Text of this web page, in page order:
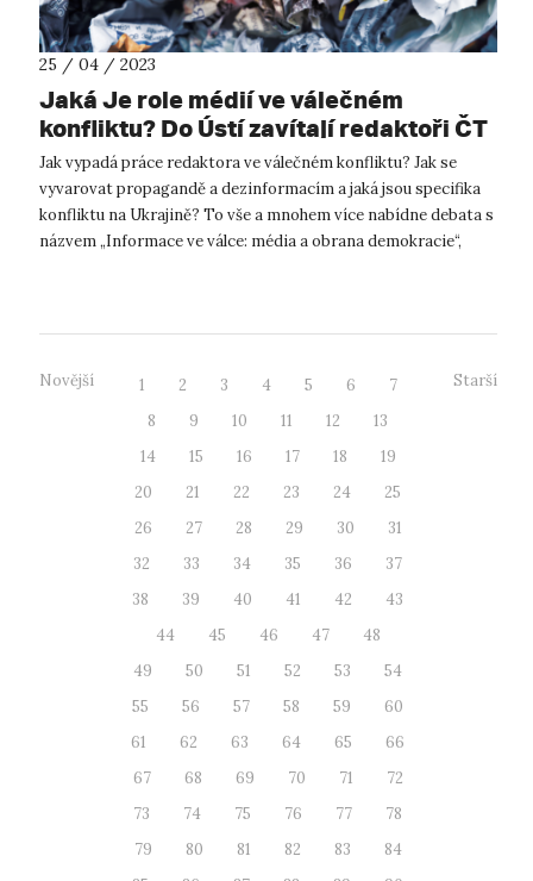
25 / 04 / 2023
Jaká Je role médií ve válečném
konfliktu? Do Ústí zavítají redaktoři ČT
Jak vypadá práce redaktora ve válečném konfliktu? Jak se
vyvarovat propagandě a dezinformacím a jaká jsou specifika
konfliktu na Ukrajině? To vše a mnohem více nabídne debata s
názvem „Informace ve válce: média a obrana demokracie“,
Novější 1 2 3 4 5 6
7
8
9 10 11 12
13
14
15 16 17 18
19
20
21 22 23 24
25
26
27 28 29 30
31
32
33 34 35 36
37
38
39 40 41 42
43
44
45 46 47
48
49
50 51 52 53
54
55
56 57 58 59
60
61
62 63 64 65
66
67
68 69 70 71
72
73
74 75 76 77
78
79
80 81 82 83
84
Starší